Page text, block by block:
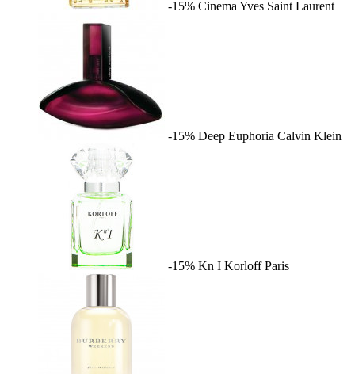
-15% Cinema Yves Saint Laurent
-15% Deep Euphoria Calvin Klein
-15% Kn I Korloff Paris